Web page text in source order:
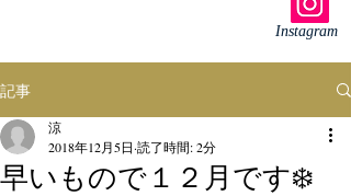
Instagram
記事
早いもので１２月です❄️
涼
2018年12月5日 読了時間: 2分